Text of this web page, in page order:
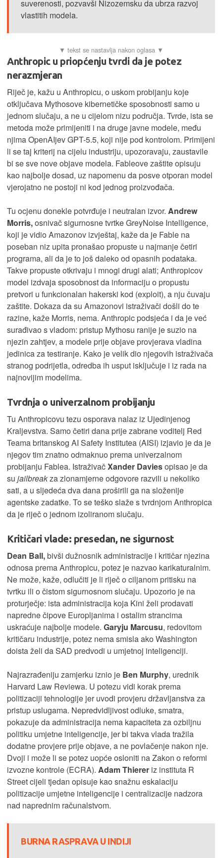
suverenosti, pozvavši Nizozemsku da ubrza razvoj
vlastitih modela.
Anthropic u priopćenju tvrdi da je potez
nerazmjeran
Riječ je, kažu u Anthropicu, o uskom probijanju koje
otključava Mythosove kibernetičke sposobnosti samo u
jednom slučaju, a ne u cijelom nizu područja. Tvrde, ista se
metoda može primijeniti i na druge javne modele, među
njima OpenAIjev GPT-5.5, koji nije pod kontrolom. Primijeni
li se taj kriterij na cijelu industriju, upozoravaju, zaustavile
bi se sve nove objave modela. Fableove zaštite opisuju
kao najbolje dosad, uz napomenu da posve otporan model
vjerojatno ne postoji ni kod jednog proizvođača.
Tu ocjenu donekle potvrđuje i neutralan izvor. Andrew
Morris,osnivač sigurnosne tvrtke GreyNoise Intelligence,
koji je vidio Amazonov izvještaj, kaže da je Fable na
poseban niz upita pronašao propuste u najmanje četiri
programa, ali da je to još daleko od opasnih podataka.
Takve propuste otkrivaju i mnogi drugi alati; Anthropicov
model izdvaja sposobnost da informaciju o propustu
pretvori u funkcionalan hakerski kod (exploit), a nju čuvaju
zaštite. Dokaza da su Amazonovi istraživači došli do te
razine, kaže Morris, nema. Anthropic podsjeća i da je već
surađivao s vladom: pristup Mythosu ranije je suzio na
njezin zahtjev, a modele prije objave provjerava vladina
jedinica za testiranje. Kako je velik dio njegovih istraživača
stranog podrijetla, odredba ih usput isključuje i iz rada na
najnovijim modelima.
Tvrdnja o univerzalnom probijanju
Tu Anthropicovu tezu osporava nalaz iz Ujedinjenog
Kraljevstva. Samo četiri dana prije zabrane voditelj Red
Teama britanskog AI Safety Institutea (AISI) izjavio je da je
njegov tim znatno odmaknuo prema univerzalnom
probijanju Fablea. IstraživačXander Daviesopisao je da
su jailbreakza zlonamjerne odgovore razvili u nekoliko
sati, a u sljedeća dva dana proširili ga na složenije
agentske zadatke. To se teško slaže s tvrdnjom Anthropica
da je riječ o jednom izoliranom slučaju.
Kritičari vlade: presedan, ne sigurnost
Dean Ball,bivši dužnosnik administracije i kritičar njezina
odnosa prema Anthropicu, potez je nazvao karikaturalnim.
Ne može, kaže, odlučiti je li riječ o ciljanom pritisku na
tvrtku ili o čistom sigurnosnom slučaju. Upozorio je na
proturječje: ista administracija koja Kini želi prodavati
napredne čipove Europljanima i ostalim strancima
uskraćuje najbolje modele. Garyju Marcusu, redovitom
kritičaru industrije, potez nema smisla ako Washington
doista želi da SAD predvodi u umjetnoj inteligenciji.
Najrazrađeniju zamjerku iznio je Ben Murphy, urednik
Harvard Law Reviewa. U potezu vidi korak prema
politizaciji tehnologije jer uvodi provjeru državljanstva za
pristup uslugama. Nepredvidljivost odluke, smatra,
pokazuje da administracija nema kapaciteta za ozbiljnu
politiku umjetne inteligencije, jer bi takva vlada tražila
dodatne provjere prije objave, a ne povlačenje nakon nje.
Dvoji i može li se potez uopće osloniti na Zakon o reformi
izvozne kontrole (ECRA). Adam Thierer iz instituta R
Street cijeli tjedan opisuje kao snažnu eskalaciju
politizacije umjetne inteligencije i centralizacije nadzora
nad naprednim računalstvom.
BURNA RASPRAVA U INDIJI